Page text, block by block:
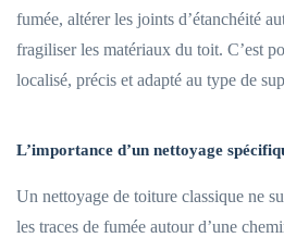
fumée, altérer les joints d’étanchéité
fragiliser les matériaux du toit. C’est
localisé, précis et adapté au type de
L’importance d’un nettoyage
Un nettoyage de toiture classique ne
les traces de fumée autour d’une